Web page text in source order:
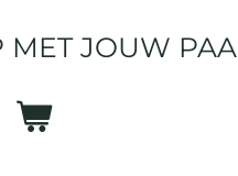
MET JOUW